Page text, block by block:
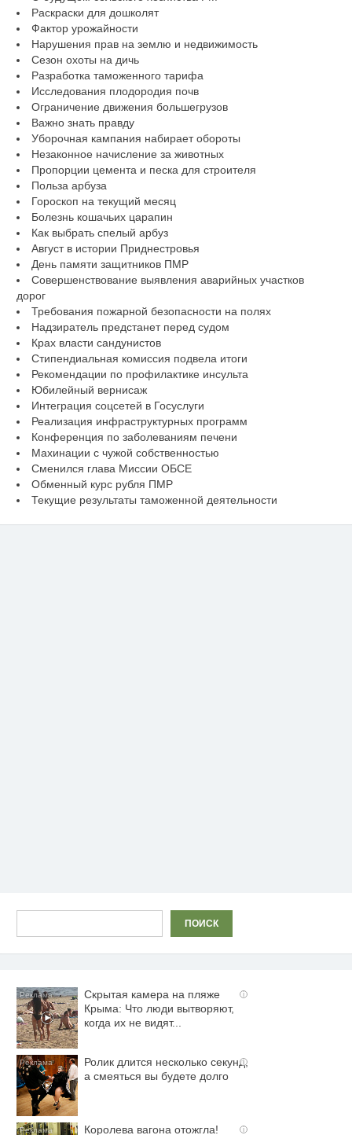
Раскраски для дошколят
Фактор урожайности
Нарушения прав на землю и недвижимость
Сезон охоты на дичь
Разработка таможенного тарифа
Исследования плодородия почв
Ограничение движения большегрузов
Важно знать правду
Уборочная кампания набирает обороты
Незаконное начисление за животных
Пропорции цемента и песка для строителя
Польза арбуза
Гороскоп на текущий месяц
Болезнь кошачьих царапин
Как выбрать спелый арбуз
Август в истории Приднестровья
День памяти защитников ПМР
Совершенствование выявления аварийных участков
дорог
Требования пожарной безопасности на полях
Надзиратель предстанет перед судом
Крах власти сандунистов
Стипендиальная комиссия подвела итоги
Рекомендации по профилактике инсульта
Юбилейный вернисаж
Интеграция соцсетей в Госуслуги
Реализация инфраструктурных программ
Конференция по заболеваниям печени
Махинации с чужой собственностью
Сменился глава Миссии ОБСЕ
Обменный курс рубля ПМР
Текущие результаты таможенной деятельности
ПОИСК
i
Скрытая камера на пляже
Крыма: Что люди вытворяют,
когда их не видят...
i
Ролик длится несколько секунд,
а смеяться вы будете долго
i
Королева вагона отожгла!